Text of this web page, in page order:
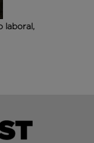
laboral,